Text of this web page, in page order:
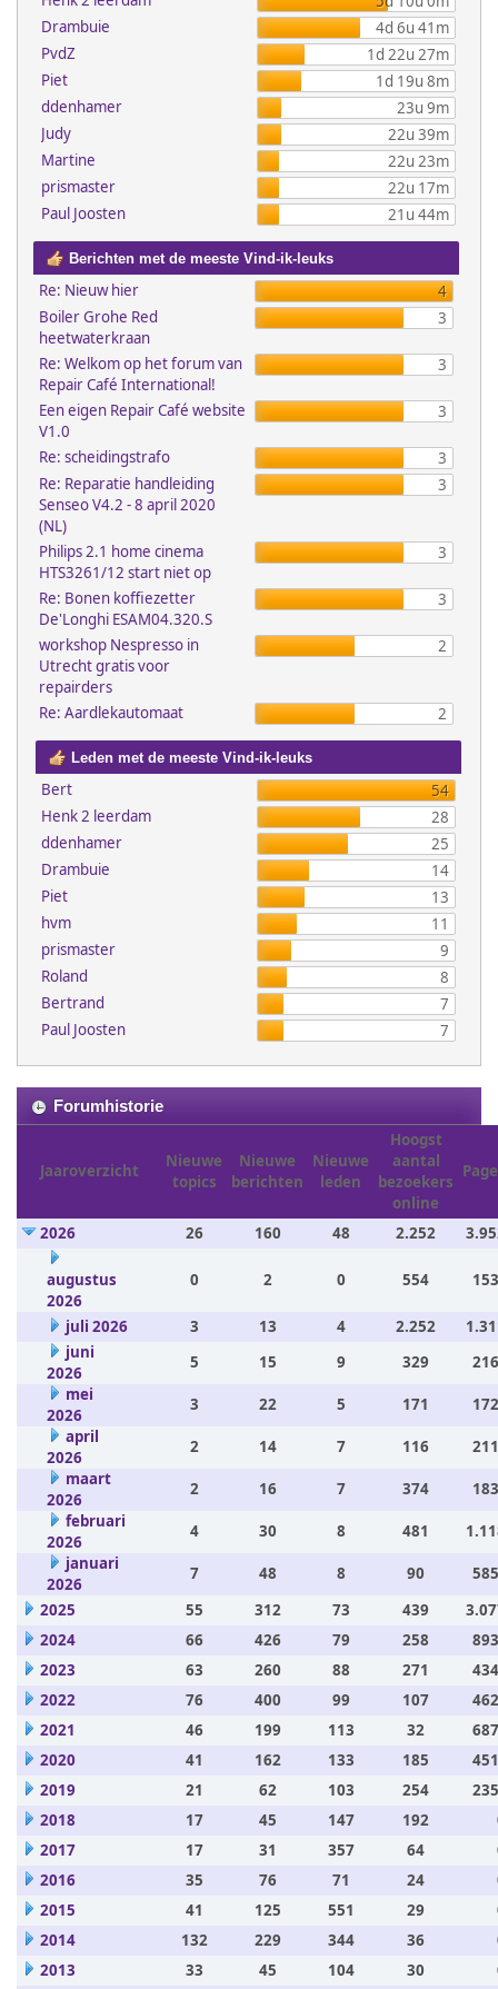
Drambuie
4d 6u 41m
PvdZ
1d 22u 27m
Piet
1d 19u 8m
ddenhamer
23u 9m
Judy
22u 39m
Martine
22u 23m
prismaster
22u 17m
Paul Joosten
21u 44m
Berichten met de meeste Vind-ik-leuks
Re: Nieuw hier
4
Boiler Grohe Red
heetwaterkraan
3
Re: Welkom op het forum van
Repair Café International!
3
Een eigen Repair Café website
V1.0
3
Re: scheidingstrafo
3
Re: Reparatie handleiding
Senseo V4.2 - 8 april 2020
(NL)
3
Philips 2.1 home cinema
HTS3261/12 start niet op
3
Re: Bonen koffiezetter
De'Longhi ESAM04.320.S
3
workshop Nespresso in
Utrecht gratis voor
repairders
2
Re: Aardlekautomaat 2
Leden met de meeste Vind-ik-leuks
Bert
54
Henk 2 leerdam
28
ddenhamer
25
Drambuie
14
Piet
13
hvm
11
prismaster
9
Roland
8
Bertrand
7
Paul Joosten
7
Forumhistorie
Jaaroverzicht
Nieuwe
topics
Nieuwe
berichten
Nieuwe
leden
Hoogst
aantal
bezoekers
online
2026 26 160 48 2.252
augustus
2026
0 2 0 554
juli 2026 3 13 4 2.252
juni
2026
5 15 9 329
mei
2026
3 22 5 171
april
2026
2 14 7 116
maart
2026
2 16 7 374
februari
2026
4 30 8 481
januari
2026
7 48 8 90
2025
55 312 73 439
2024
66 426 79 258
2023
63 260 88 271
2022
76 400 99 107
2021
46 199 113 32
2020
41 162 133 185
2019
21 62 103 254
2018
17 45 147 192
2017
17 31 357 64
2016
35 76 71 24
2015
41 125 551 29
2014
132 229 344 36
2013
33 45 104 30